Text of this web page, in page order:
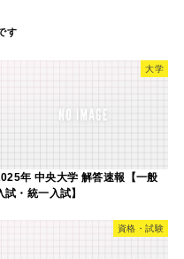
大学
年 中央大学 解答速報【一般
試・統一入試】
資格・試験